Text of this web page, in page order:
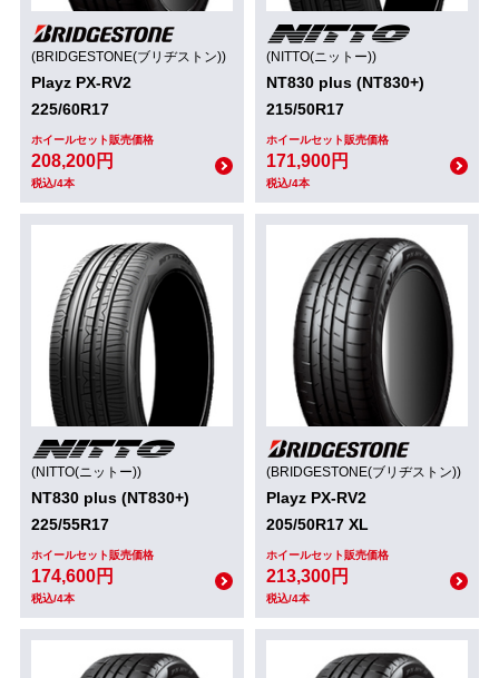
(BRIDGESTONE(ブリヂストン))
Playz PX-RV2
225/60R17
ホイールセット販売価格
208,200円
税込/4本
(NITTO(ニットー))
NT830 plus (NT830+)
215/50R17
ホイールセット販売価格
171,900円
税込/4本
(NITTO(ニットー))
NT830 plus (NT830+)
225/55R17
ホイールセット販売価格
174,600円
税込/4本
(BRIDGESTONE(ブリヂストン))
Playz PX-RV2
205/50R17 XL
ホイールセット販売価格
213,300円
税込/4本